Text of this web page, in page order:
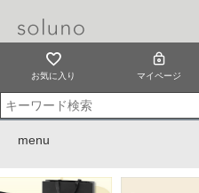
お気に入り マイページ
menu